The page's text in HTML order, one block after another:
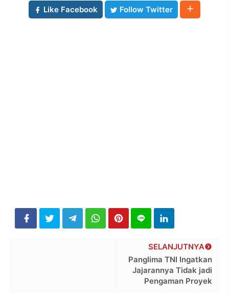
Like Facebook
Follow Twitter
SELANJUTNYA
Panglima TNI Ingatkan
Jajarannya Tidak jadi
Pengaman Proyek